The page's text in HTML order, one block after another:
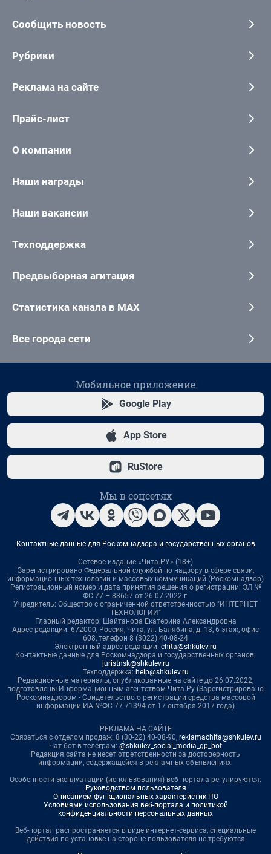
Сообщить новость
Рубрики
Реклама на сайте
Прайс-лист
О компании
Наши награды
Наши вакансии
Техподдержка
Предвыборная агитация
Статистика канала в MAX
Все города сети
Мобильное приложение
Google Play
App Store
RuStore
Мы в соцсетях
Контактные данные для Роскомнадзора и государственных органов
Сетевое издание «Чита.РУ» (18+)
Зарегистрировано Федеральной службой по надзору в сфере связи,
информационных технологий и массовых коммуникаций (Роскомнадзор)
Регистрационный номер и дата принятия решения о регистрации: ЭЛ №
ФС 77 – 83657 от 26.07.2022 г.
Учредитель: Общество с ограниченной ответственностью "ИНТЕРНЕТ
ТЕХНОЛОГИИ"
Главный редактор: Шайтанова Екатерина Александровна
Адрес редакции: 672000, Россия, Чита, ул. Балябина, д. 13, 6 этаж, офис
608, телефон 8 (3022) 40-08-24
Электронный адрес редакции: chita@shkulev.ru
Контактные данные для Роскомнадзора и государственных органов:
juristnsk@shkulev.ru
Техподдержка: help@shkulev.ru
Редакционные материалы, опубликованные на сайте до 26.07.2022,
подготовлены Информационным агентством Чита.Ру (Зарегистрировано
Роскомнадзором - Свидетельство о регистрации средства массовой
информации ИА №ФС 77-71394 от 17 октября 2017 года)
РЕКЛАМА НА САЙТЕ
Связаться с отделом продаж: 8 (30-22) 40-08-90, reklamachita@shkulev.ru
Чат-бот в телеграм: @shkulev_social_media_gp_bot
Редакция сайта не несет ответственности за достоверность
информации, содержащейся в рекламных объявлениях.
Особенности эксплуатации (использования) веб-портала регулируются:
Руководством пользователя
Описанием функциональных характеристик ПО
Условиями использования веб-портала и политикой
конфиденциальности персональных данных
Веб-портал распространяется в виде интернет-сервиса, специальные
действия по установке на стороне пользователя не требуются